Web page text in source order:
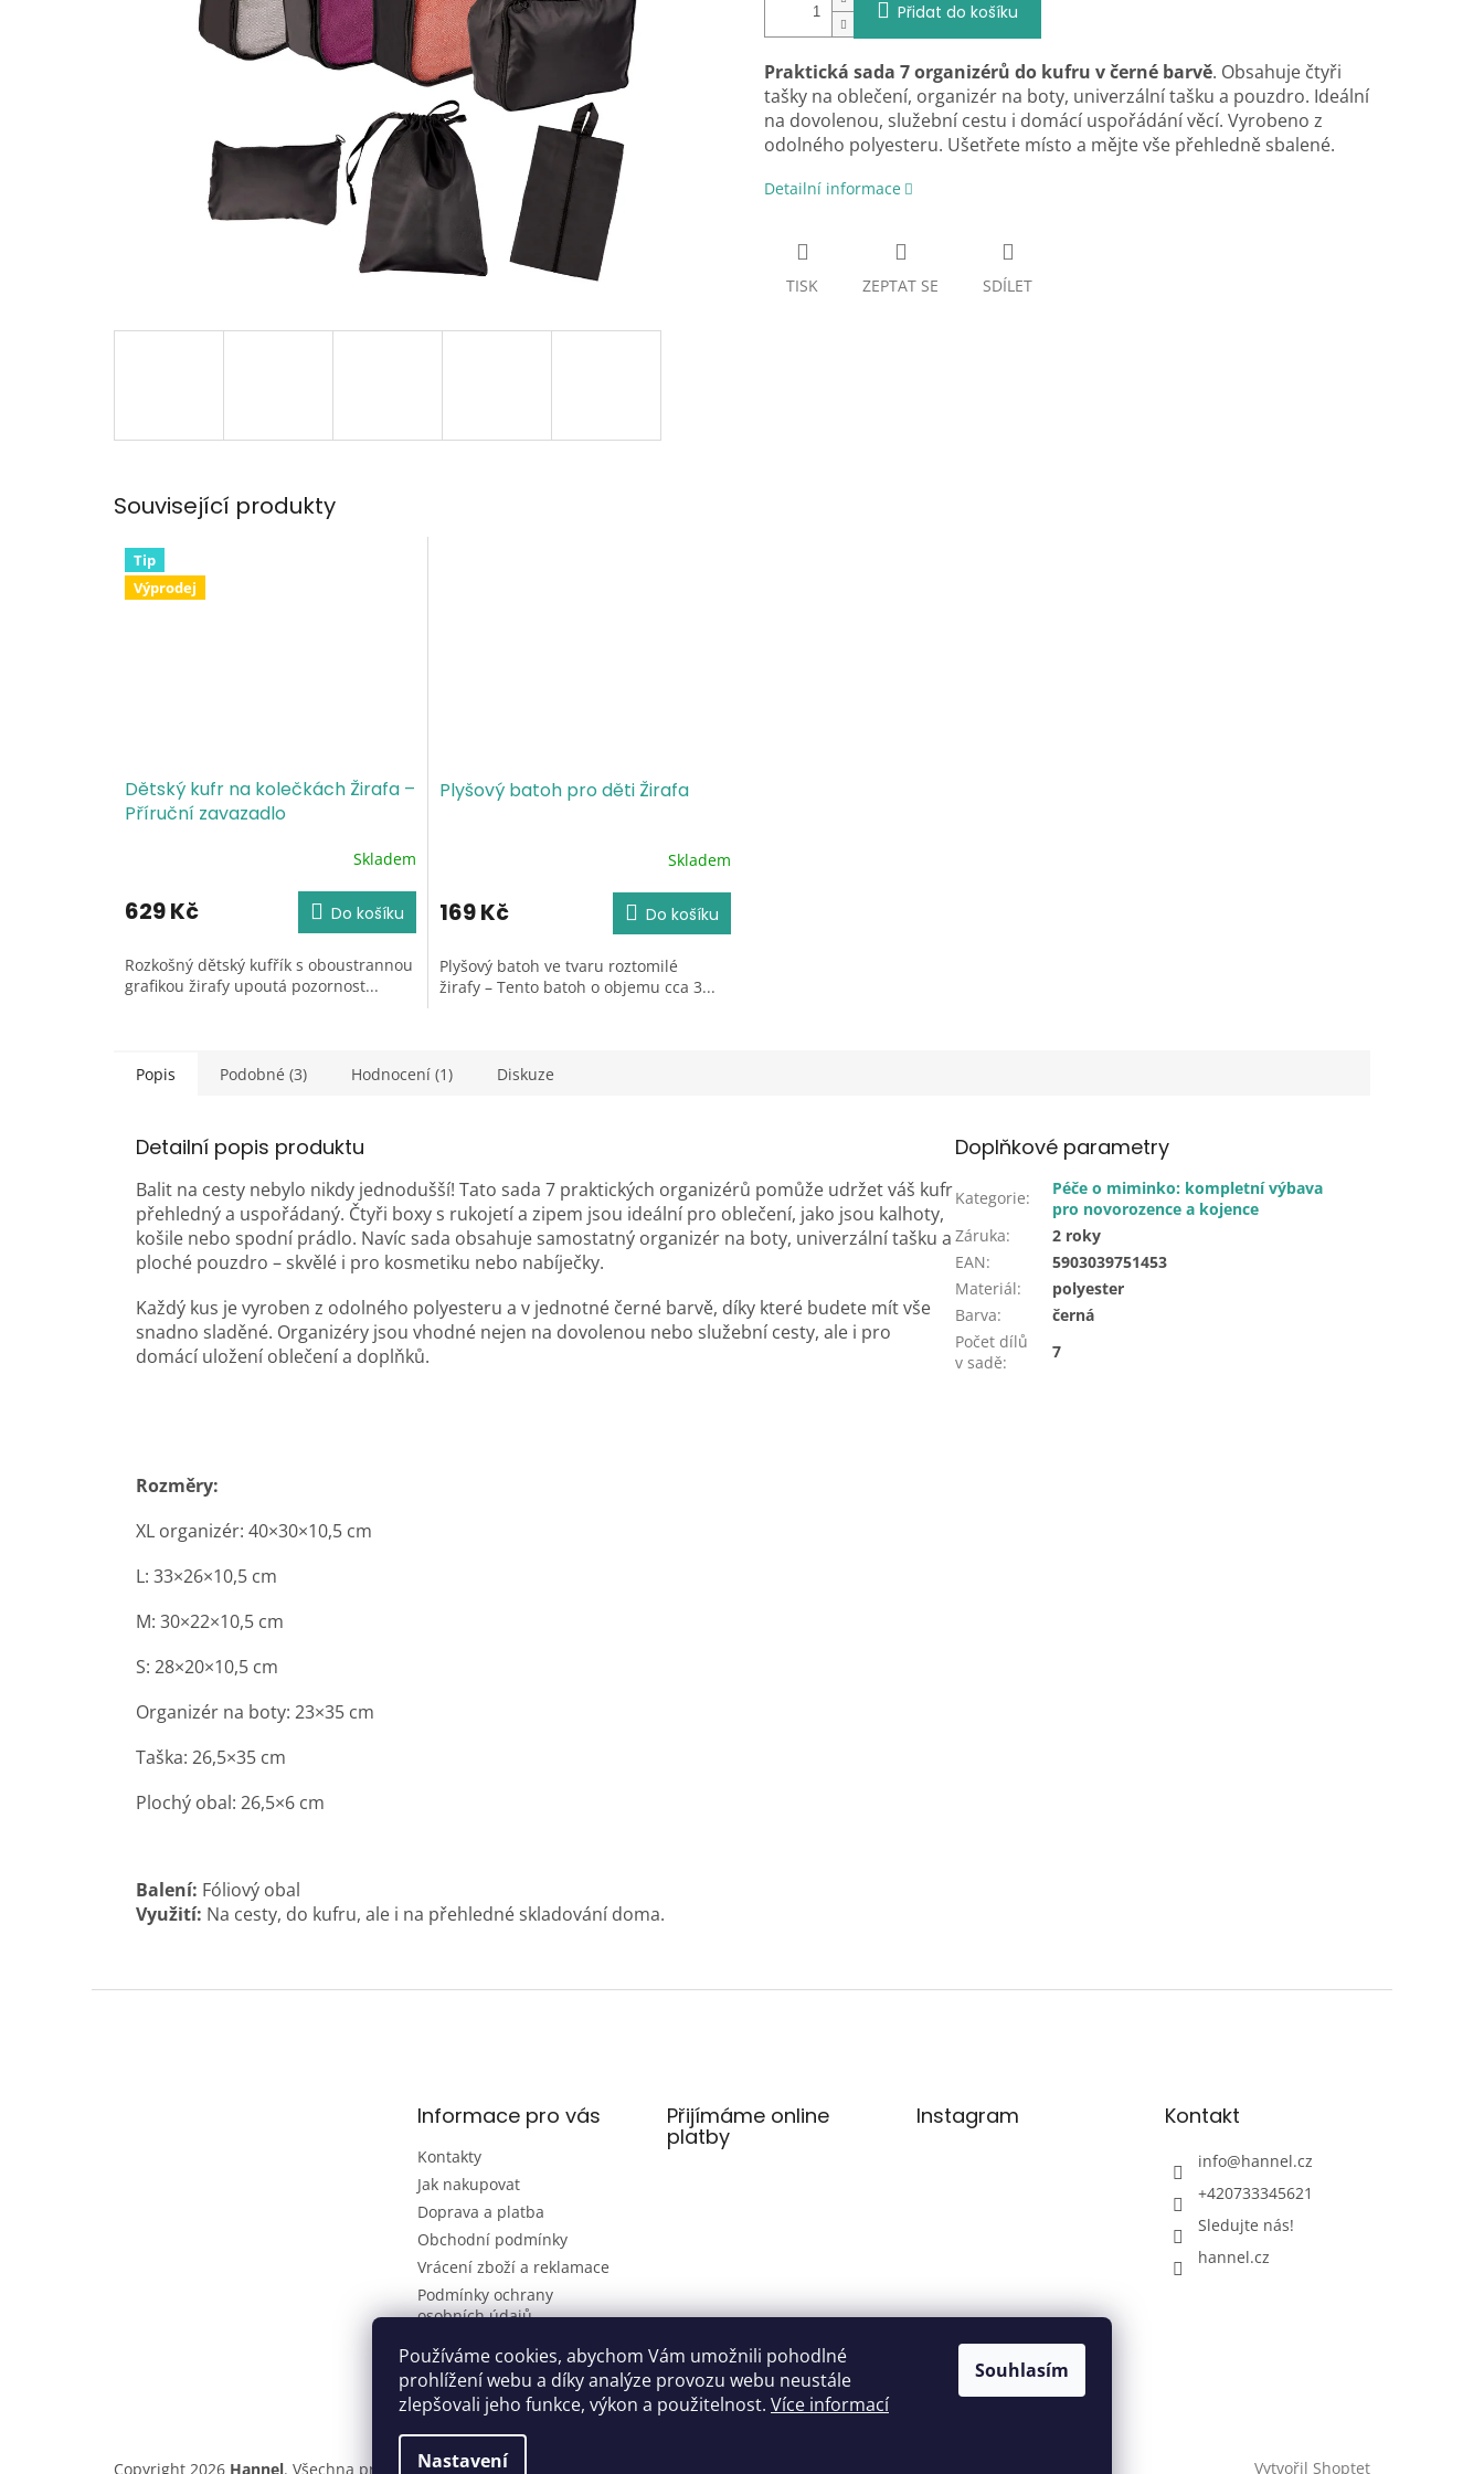
Používáme cookies, abychom Vám umožnili pohodlné
prohlížení webu a díky analýze provozu webu neustále
zlepšovali jeho funkce, výkon a použitelnost. Více informací
Nastavení
Souhlasím
Přidat do košíku
Praktická sada 7 organizérů do kufru v černé barvě. Obsahuje čtyři
tašky na oblečení, organizér na boty, univerzální tašku a pouzdro. Ideální
na dovolenou, služební cestu i domácí uspořádání věcí. Vyrobeno z
odolného polyesteru. Ušetřete místo a mějte vše přehledně sbalené.
Detailní informace
TISK ZEPTAT SE SDÍLET
Související produkty
Tip
Výprodej
Dětský kufr na kolečkách Žirafa –
Příruční zavazadlo
produktu
je
z
5
Skladem
629 Kč Do košíku
Rozkošný dětský kufřík s oboustrannou
grafikou žirafy upoutá pozornost...
Plyšový batoh pro děti Žirafa
produktu
je
z
5
Skladem
169 Kč Do košíku
Plyšový batoh ve tvaru roztomilé
žirafy – Tento batoh o objemu cca 3...
Popis Podobné (3) Hodnocení (1) Diskuze
Detailní popis produktu
Balit na cesty nebylo nikdy jednodušší! Tato sada 7 praktických organizérů pomůže udržet váš kufr
přehledný a uspořádaný. Čtyři boxy s rukojetí a zipem jsou ideální pro oblečení, jako jsou kalhoty,
košile nebo spodní prádlo. Navíc sada obsahuje samostatný organizér na boty, univerzální tašku a
ploché pouzdro – skvělé i pro kosmetiku nebo nabíječky.
Každý kus je vyroben z odolného polyesteru a v jednotné černé barvě, díky které budete mít vše
snadno sladěné. Organizéry jsou vhodné nejen na dovolenou nebo služební cesty, ale i pro
domácí uložení oblečení a doplňků.
Rozměry:
XL organizér: 40×30×10,5 cm
L: 33×26×10,5 cm
M: 30×22×10,5 cm
S: 28×20×10,5 cm
Organizér na boty: 23×35 cm
Taška: 26,5×35 cm
Plochý obal: 26,5×6 cm
Balení: Fóliový obal
Využití: Na cesty, do kufru, ale i na přehledné skladování doma.
Doplňkové parametry
Kategorie:
Péče o miminko: kompletní výbava
pro novorozence a kojence
Záruka:
2 roky
EAN:
5903039751453
Materiál:
polyester
Barva:
černá
Počet dílů
v sadě:
7
Informace pro vás
Kontakty
Jak nakupovat
Doprava a platba
Obchodní podmínky
Vrácení zboží a reklamace
Podmínky ochrany
osobních údajů
Přijímáme online
platby
Instagram
Sledovat na
Instagramu
Kontakt
info@hannel.cz
+420733345621
Sledujte nás!
hannel.cz
Vytvořil Shoptet
Copyright 2026 Hannel. Všechna práva vyhrazena.